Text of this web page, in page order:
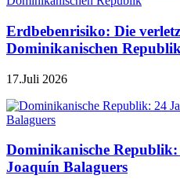
Erdbebenrisiko: Die
Dominikanischen Republik
17.Juli 2026
Dominikanische
Joaquín Balaguers